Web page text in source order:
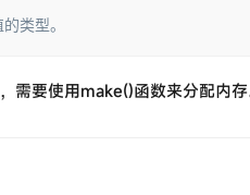
类型。
需要使用make()函数来分配内